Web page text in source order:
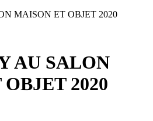
AU SALON
2020